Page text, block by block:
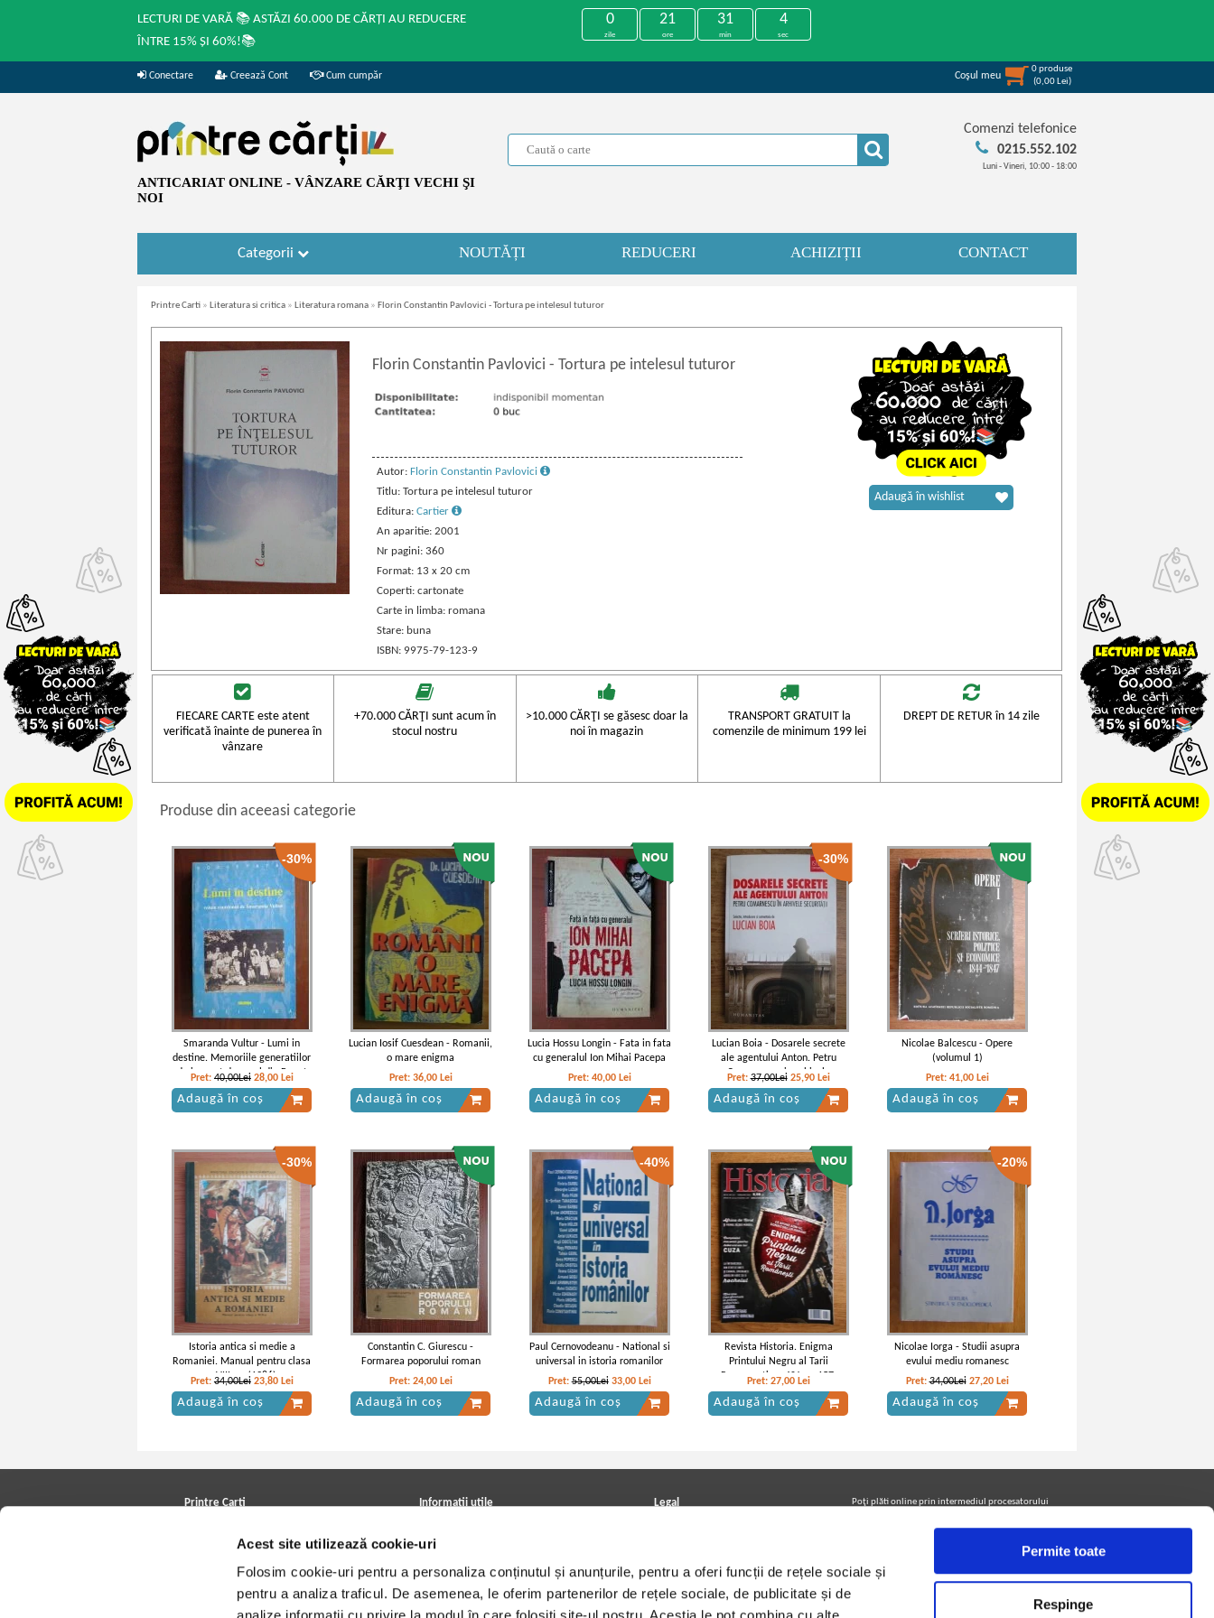
Acest site utilizează cookie-uri
Folosim cookie-uri pentru a personaliza conținutul și anunțurile, pentru a oferi funcții de rețele sociale și
pentru a analiza traficul. De asemenea, le oferim partenerilor de rețele sociale, de publicitate și de
Permite toate
Respinge
LECTURI DE VARĂ 📚 ASTĂZI 60.000 DE CĂRȚI AU REDUCERE
ÎNTRE 15% ȘI 60%!📚
0
zile
21
ore
31
min
4
sec
Conectare Creează Cont Cum cumpăr Coşul meu
0produse
(0,00 Lei)
ANTICARIAT ONLINE - VÂNZARE CĂRŢI VECHI ŞI
NOI
Comenzi telefonice
0215.552.102
Luni - Vineri, 10:00 - 18:00
Categorii NOUTĂȚI REDUCERI ACHIZIȚII CONTACT
Printre Carti » Literatura si critica » Literatura romana » Florin Constantin Pavlovici - Tortura pe intelesul tuturor
Florin Constantin Pavlovici - Tortura pe intelesul tuturor
Autor: Florin Constantin Pavlovici
Titlu: Tortura pe intelesul tuturor
Editura: Cartier
An aparitie: 2001
Nr pagini: 360
Format: 13 x 20 cm
Coperti: cartonate
Carte in limba: romana
Stare: buna
ISBN: 9975-79-123-9
Adaugă în wishlist
FIECARE CARTE este atent
verificată înainte de punerea în
vânzare
+70.000 CĂRŢI sunt acum în
stocul nostru
>10.000 CĂRŢI se găsesc doar la
noi în magazin
TRANSPORT GRATUIT la
comenzile de minimum 199 lei
DREPT DE RETUR în 14 zile
Produse din aceeasi categorie
-30%
Smaranda Vultur - Lumi in
destine. Memoriile generatiilor
de inceput de secol din Banat
Pret: 40,00Lei 28,00 Lei
Adaugă în coș
Lucian Iosif Cuesdean - Romanii,
o mare enigma
Pret: 36,00 Lei
Adaugă în coș
Lucia Hossu Longin - Fata in fata
cu generalul Ion Mihai Pacepa
Pret: 40,00 Lei
Adaugă în coș
-30%
Lucian Boia - Dosarele secrete
ale agentului Anton. Petru
Comarnescu in arhivele
securitatii
Pret:37,00Lei 25,90 Lei
Adaugă în coș
Nicolae Balcescu - Opere
(volumul 1)
Pret: 41,00 Lei
Adaugă în coș
-30%
Istoria antica si medie a
Romaniei. Manual pentru clasa
a VIII - a (1986)
Pret: 34,00Lei 23,80 Lei
Adaugă în coș
Constantin C. Giurescu -
Formarea poporului roman
Pret: 24,00 Lei
Adaugă în coș
-40%
Paul Cernovodeanu - National si
universal in istoria romanilor
Pret:55,00Lei 33,00 Lei
Adaugă în coș
Revista Historia. Enigma
Printului Negru al Tarii
Romanesti, an XV, nr. 157,
februarie 2015
Pret: 27,00 Lei
Adaugă în coș
-20%
Nicolae Iorga - Studii asupra
evului mediu romanesc
Pret:34,00Lei 27,20 Lei
Adaugă în coș
Printre Carti
Cele mai căutate cărți
Informatii utile
Achizitii viniluri, casete, CD/DVD
Cum cumpar?
Politica de livrare
Retur comenzi
Legal
Termeni si conditii
Utilizare cookie-uri
Poţi plăti online prin intermediul procesatorului
Urmăreşte-ne pe facebook pentru a fi la curent cu